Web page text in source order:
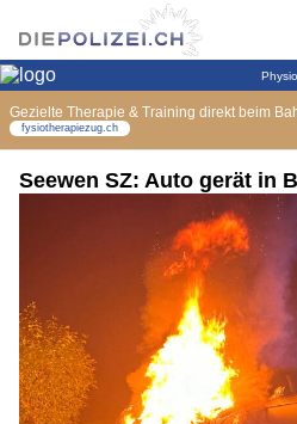
Seewen SZ: Auto gerät in